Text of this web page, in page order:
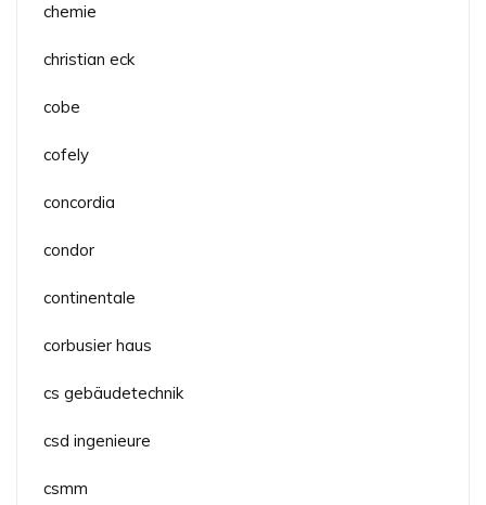
chemie
christian eck
cobe
cofely
concordia
condor
continentale
corbusier haus
cs gebäudetechnik
csd ingenieure
csmm